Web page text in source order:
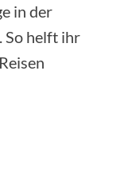
in der
So helft ihr